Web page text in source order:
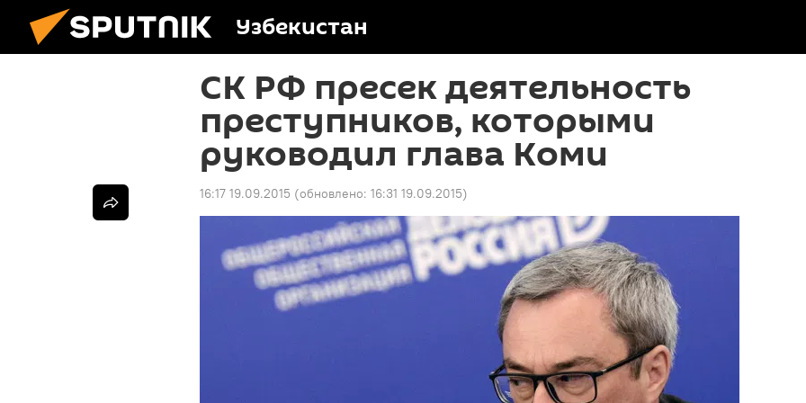
Узбекистан
СК РФ пресек деятельность
преступников, которыми
руководил глава Коми
16:17 19.09.2015 (обновлено: 16:31 19.09.2015)